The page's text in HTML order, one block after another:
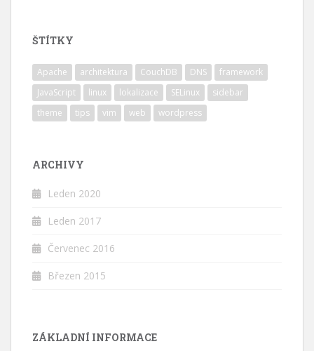
ŠTÍTKY
Apache architektura CouchDB DNS
framework
JavaScript
linux lokalizace SELinux
sidebar
theme
tips vim web wordpress
ARCHIVY
Leden 2020
Leden 2017
Červenec 2016
Březen 2015
ZÁKLADNÍ INFORMACE